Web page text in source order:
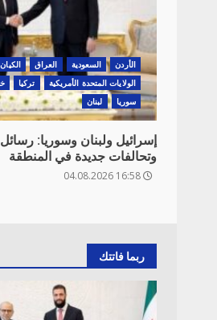
الأردن السعودية العراق
الولايات المتحدة الأمريكية
تركيا
سوريا
لبنان
إسرائيل ولبنان وسوريا: رسائل
وتحالفات جديدة في المنطقة
ربما فاتتك